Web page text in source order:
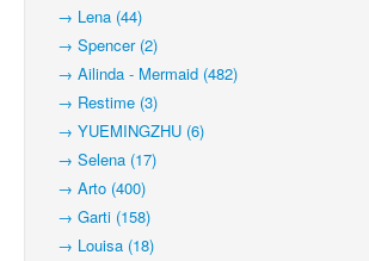
→ Lena (44)
→ Spencer (2)
→ Ailinda - Mermaid (482)
→ Restime (3)
→ YUEMINGZHU (6)
→ Selena (17)
→ Arto (400)
→ Garti (158)
→ Louisa (18)